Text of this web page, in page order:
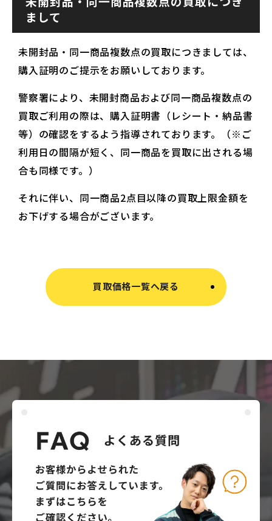
まして
未開封品・同一商品複数点の買取につきましては、
購入証明のご提示をお願いしております。
警察署により、未開封商品および同一商品複数点の
買取ご利用の際は、購入証明書（レシート・納品書
等）の確認をするよう指導されております。（※ご
利用日の間隔が短く、同一商品を買取に出される場
合も同様です。）
それに伴い、同一商品2点目以降の買取上限金額を
お下げする場合がございます。
買取価格一覧へ戻る